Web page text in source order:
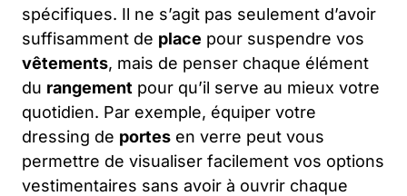
spécifiques. Il ne s’agit pas seulement d’avoir
suffisamment de place pour suspendre vos
vêtements, mais de penser chaque élément
du rangement pour qu’il serve au mieux votre
quotidien. Par exemple, équiper votre
dressing de portes en verre peut vous
permettre de visualiser facilement vos options
vestimentaires sans avoir à ouvrir chaque